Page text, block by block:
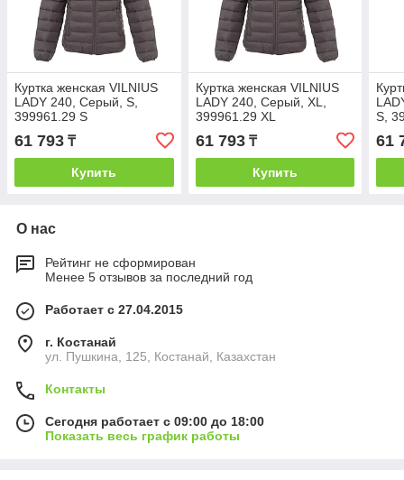
Куртка женская VILNIUS
LADY 240, Серый, S,
399961.29 S
61 793 ₸
Купить
Куртка женская VILNIUS
LADY 240, Серый, XL,
399961.29 XL
61 793₸
Купить
S,
61
О нас
Рейтинг не сформирован
Менее 5 отзывов за последний год
Работает с 27.04.2015
г. Костанай
ул. Пушкина, 125, Костанай, Казахстан
Контакты
Сегодня работает с 09:00 до 18:00
Показать весь график работы